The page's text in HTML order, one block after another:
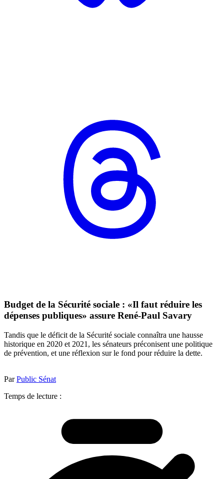
Budget de la Sécurité sociale : «Il faut réduire les
dépenses publiques» assure René-Paul Savary
Tandis que le déficit de la Sécurité sociale connaîtra une hausse
historique en 2020 et 2021, les sénateurs préconisent une politique
de prévention, et une réflexion sur le fond pour réduire la dette.
ParPublic Sénat
Temps de lecture :